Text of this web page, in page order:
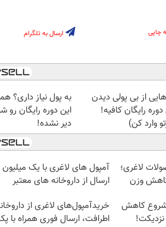
چاپی ارسال به تلگرام
از بی پولی دیدن
رایگان کافیه!
وارد کن)
به پول نیاز داری؟
این دوره رایگان رو
دیر نشده!
لاغری؛
وزن
آمپول های لاغری با یک
ارسال از داروخانه های معتبر
شروع کاهش
نزدیکت!
خریدآمپول‌های لاغری از
اطرافت، ارسال فوری همراه با